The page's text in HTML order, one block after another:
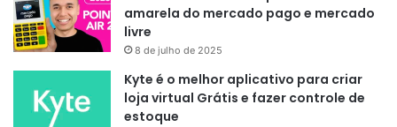
amarela do mercado pago e mercado
livre
8 de julho de 2025
Kyte é o melhor aplicativo para criar
loja virtual Grátis e fazer controle de
estoque